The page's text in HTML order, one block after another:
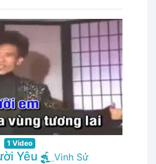
1 Video
Yêu
Vinh Sử